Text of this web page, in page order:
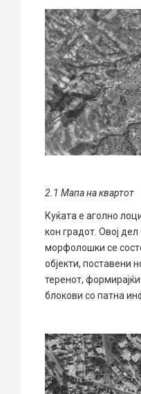
2.1 Мапа на квартот
Куќата е аголно
кон градот. Овој
морфолошки се
објекти, поставени
теренот,
блокови со патна